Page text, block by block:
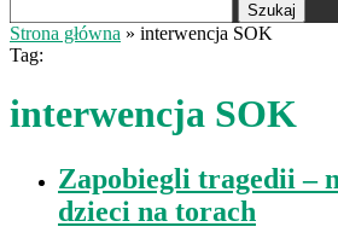
Szukaj
Strona główna » interwencja SOK
Tag:
interwencja SOK
Zapobiegli tragedii –
dzieci na torach